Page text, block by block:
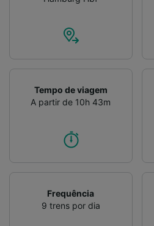
Tempo de viagem
A partir de 10h 43m
Frequência
9 trens por dia